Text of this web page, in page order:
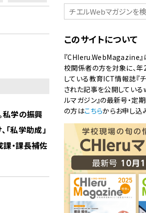
私学の振興
私学助成」
・課長補佐
このサイトについて
『CHIeru.WebMagazine』
校関係者の方を対象に、年
している教育ICT情報誌『
された記事を公開している
ルマガジン』の最新号・定
の方はこちらからお申し込